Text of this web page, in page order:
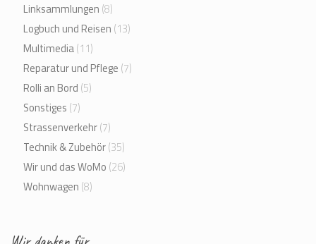
Linksammlungen (8)
Logbuch und Reisen (13)
Multimedia(11)
Reparatur und Pflege (7)
Rolli an Bord (5)
Sonstiges (7)
Strassenverkehr(7)
Technik & Zubehör(35)
Wir und das WoMo (26)
Wohnwagen (8)